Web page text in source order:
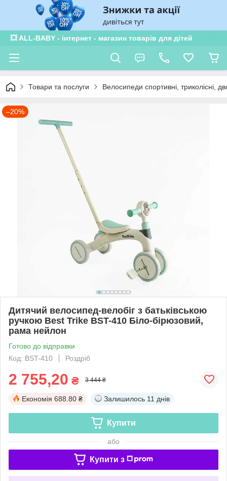
Subscribe to our
notifications!
To enable permission prompts, click
on the notification icon
💥 ALL-BABY - інтернет - магазин товарів для дітей
Товари та послуги Велосипеди спортивні, триколісні,
–20%
Дитячий велосипед-велобіг з батьківською
ручкою Best Trike BST-410 Біло-бірюзовий,
рама нейлон
Готово до відправки
Код: BST-410
Роздріб
2 755,20 ₴ 3 444 ₴
Економія 688.80 ₴ Залишилось 11 днів
Купити
або
Купити з